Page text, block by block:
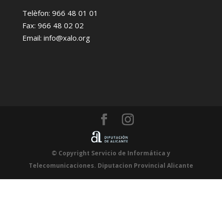
Telèfon: 966 48 01 01
Fax: 966 48 02 02
Email: info@xalo.org
© Copyright Servicio de Informática y
Telecomunicaciones. Diputacion Provincial Alicante